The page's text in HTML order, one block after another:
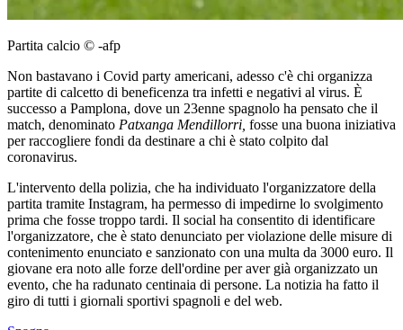
Partita calcio © -afp
Non bastavano i Covid party americani, adesso c'è chi organizza
partite di calcetto di beneficenza tra infetti e negativi al virus. È
successo a Pamplona, dove un 23enne spagnolo ha pensato che il
match, denominato Patxanga Mendillorri, fosse una buona iniziativa
per raccogliere fondi da destinare a chi è stato colpito dal
coronavirus.
L'intervento della polizia, che ha individuato l'organizzatore della
partita tramite Instagram, ha permesso di impedirne lo svolgimento
prima che fosse troppo tardi. Il social ha consentito di identificare
l'organizzatore, che è stato denunciato per violazione delle misure di
contenimento enunciato e sanzionato con una multa da 3000 euro. Il
giovane era noto alle forze dell'ordine per aver già organizzato un
evento, che ha radunato centinaia di persone. La notizia ha fatto il
giro di tutti i giornali sportivi spagnoli e del web.